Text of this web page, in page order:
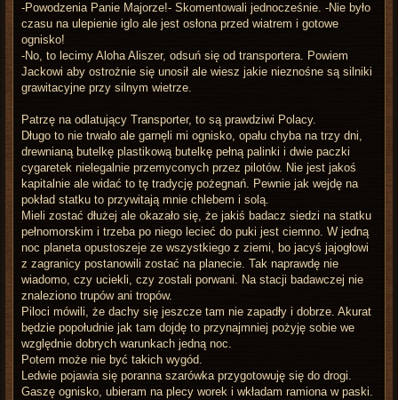
-Powodzenia Panie Majorze!- Skomentowali jednocześnie. -Nie było
czasu na ulepienie iglo ale jest osłona przed wiatrem i gotowe
ognisko!
-No, to lecimy Aloha Aliszer, odsuń się od transportera. Powiem
Jackowi aby ostrożnie się unosił ale wiesz jakie nieznośne są silniki
grawitacyjne przy silnym wietrze.
Patrzę na odlatujący Transporter, to są prawdziwi Polacy.
Długo to nie trwało ale garnęli mi ognisko, opału chyba na trzy dni,
drewnianą butelkę plastikową butelkę pełną palinki i dwie paczki
cygaretek nielegalnie przemyconych przez pilotów. Nie jest jakoś
kapitalnie ale widać to tę tradycję pożegnań. Pewnie jak wejdę na
pokład statku to przywitają mnie chlebem i solą.
Mieli zostać dłużej ale okazało się, że jakiś badacz siedzi na statku
pełnomorskim i trzeba po niego lecieć do puki jest ciemno. W jedną
noc planeta opustoszeje ze wszystkiego z ziemi, bo jacyś jajogłowi
z zagranicy postanowili zostać na planecie. Tak naprawdę nie
wiadomo, czy uciekli, czy zostali porwani. Na stacji badawczej nie
znaleziono trupów ani tropów.
Piloci mówili, że dachy się jeszcze tam nie zapadły i dobrze. Akurat
będzie popołudnie jak tam dojdę to przynajmniej pożyję sobie we
względnie dobrych warunkach jedną noc.
Potem może nie być takich wygód.
Ledwie pojawia się poranna szarówka przygotowuję się do drogi.
Gaszę ognisko, ubieram na plecy worek i wkładam ramiona w paski.